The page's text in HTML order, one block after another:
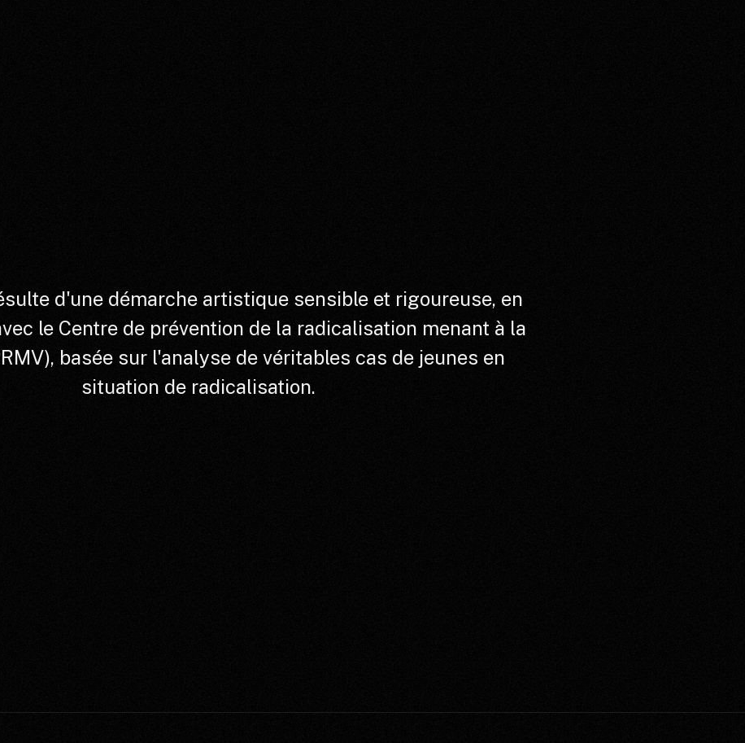
d'une démarche artistique sensible et rigoureuse, en
le Centre de prévention de la radicalisation menant à la
basée sur l'analyse de véritables cas de jeunes en
situation de radicalisation.